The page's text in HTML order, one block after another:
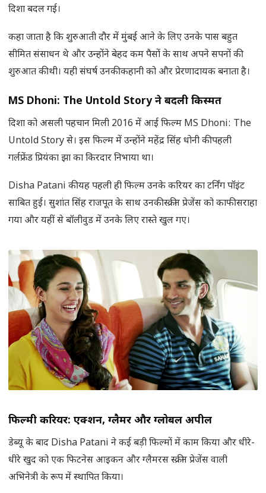
दिशा बदल गई।
कहा जाता है कि शुरुआती दौर में मुंबई आने के लिए उनके पास बहुत
सीमित संसाधन थे और उन्होंने बेहद कम पैसों के साथ अपने सपनों की
शुरुआत की थी। यही संघर्ष उनकी कहानी को और प्रेरणादायक बनाता है।
MS Dhoni: The Untold Storyने बदली किस्मत
दिशा को असली पहचान मिली 2016 में आई फिल्म MS Dhoni: The
Untold Story से। इस फिल्म में उन्होंने महेंद्र सिंह धोनी की पहली
गर्लफ्रेंड प्रियंका झा का किरदार निभाया था।
Disha Patani की यह पहली ही फिल्म उनके करियर का टर्निंग पॉइंट
साबित हुई। सुशांत सिंह राजपूत के साथ उनकी स्क्रीन प्रेजेंस को काफी सराहा
गया और यहीं से बॉलीवुड में उनके लिए रास्ते खुल गए।
फिल्मी करियर: एक्शन, ग्लैमर और ग्लोबल अपील
डेब्यू के बाद Disha Patani ने कई बड़ी फिल्मों में काम किया और धीरे-
धीरे खुद को एक फिटनेस आइकन और ग्लैमरस स्क्रीन प्रेजेंस वाली
अभिनेत्री के रूप में स्थापित किया।